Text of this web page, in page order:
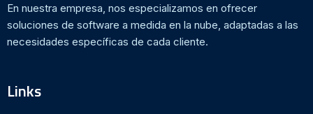
En nuestra empresa, nos especializamos en ofrecer
soluciones de software a medida en la nube, adaptadas a las
necesidades específicas de cada cliente.
Links